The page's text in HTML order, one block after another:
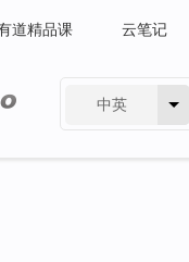
道精品课 云笔记
中英